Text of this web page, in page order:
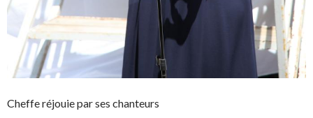
Cheffe réjouie par ses chanteurs